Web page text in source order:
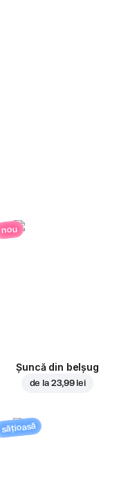
nou
Șuncă din belșug
de la 23,99 lei
sățioasă